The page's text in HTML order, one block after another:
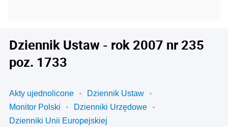
Dziennik Ustaw - rok 2007 nr 235
poz. 1733
Akty ujednolicone
Dziennik Ustaw
Monitor Polski
Dzienniki Urzędowe
Dzienniki Unii Europejskiej